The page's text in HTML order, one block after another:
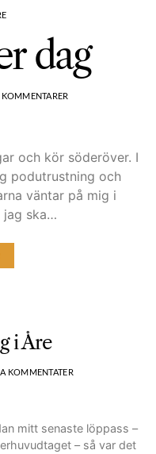
dag
KOMMENTARER
och kör söderöver. I
podutrustning och
väntar på mig i
jag ska…
i Åre
KOMMENTATER
mitt senaste löppass –
– så var det